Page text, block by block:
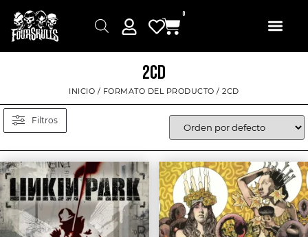
0
2CD
INICIO / FORMATO DEL PRODUCTO / 2CD
Filtros